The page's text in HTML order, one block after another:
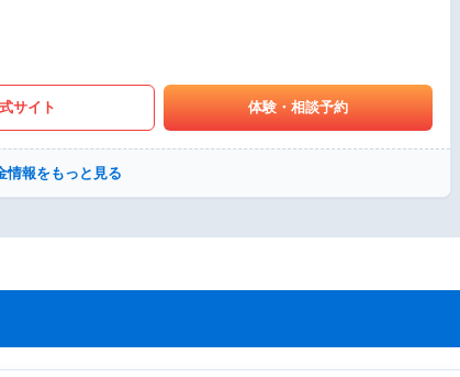
サイト 体験・相談予約
情報をもっと見る